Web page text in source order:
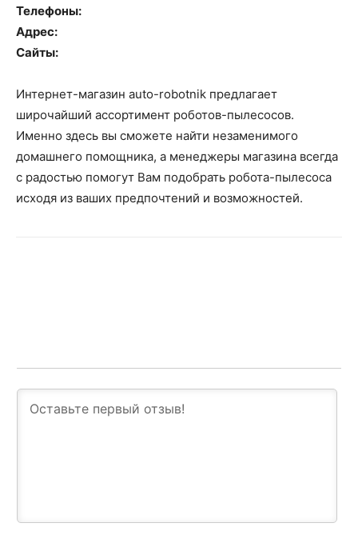
Телефоны:
Адрес:
Сайты:
Интернет-магазин auto-robotnik предлагает
широчайший ассортимент роботов-пылесосов.
Именно здесь вы сможете найти незаменимого
домашнего помощника, а менеджеры магазина всегда
с радостью помогут Вам подобрать робота-пылесоса
исходя из ваших предпочтений и возможностей.